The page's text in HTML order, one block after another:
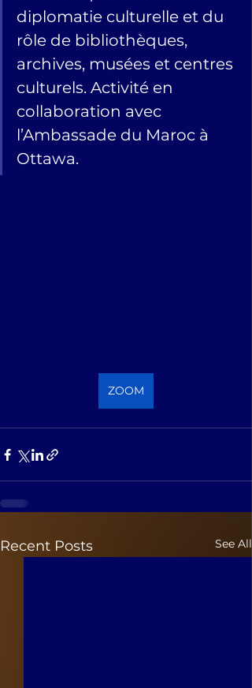
diplomatie culturelle et du
rôle de bibliothèques,
archives, musées et centres
culturels. Activité en
collaboration avec
l’Ambassade du Maroc à
Ottawa.
ZOOM
Recent Posts See All